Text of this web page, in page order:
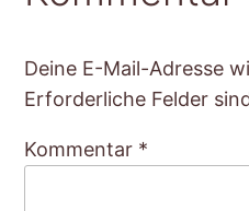
Deine E-Mail-Adresse
Erforderliche Felder
Kommentar *